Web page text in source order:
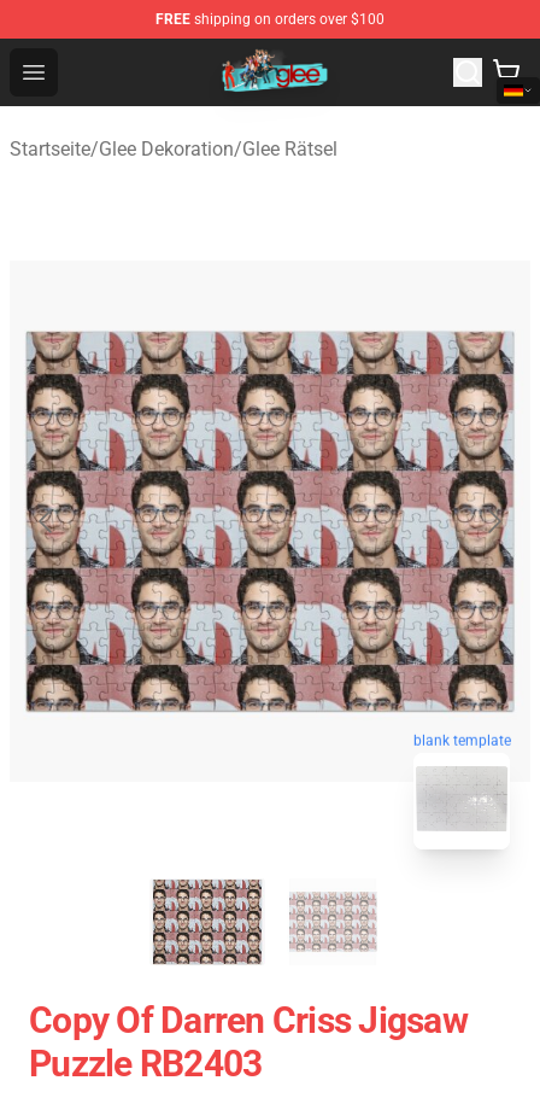
FREE shipping on orders over $100
Open menu
Glee Store - Official Glee Merchandise Shop
Startseite/Glee Dekoration/Glee Rätsel
blank template
Copy Of Darren Criss Jigsaw
Puzzle RB2403